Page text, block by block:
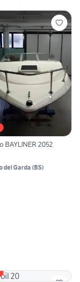
BAYLINER 2052
del Garda (BS)